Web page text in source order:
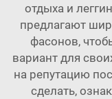
отдыха и
предлагают
фасонов,
вариант для
на репутацию
сделать,